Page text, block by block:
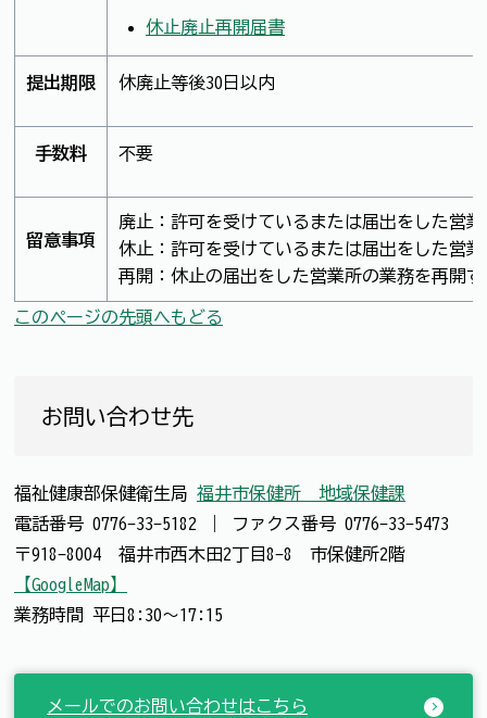
休止廃止再開届書
提出期限 休廃止等後30日以内
手数料 不要
留意事項
廃止：許可を受けているまたは届出をした営
休止：許可を受けているまたは届出をした営
再開：休止の届出をした営業所の業務を再開
このページの先頭へもどる
お問い合わせ先
福祉健康部保健衛生局 福井市保健所 地域保健課
電話番号 0776-33-5182 ファクス番号 0776-33-5473
〒918-8004 福井市西木田2丁目8-8 市保健所2階
【GoogleMap】
業務時間 平日8:30～17:15
メールでのお問い合わせはこちら